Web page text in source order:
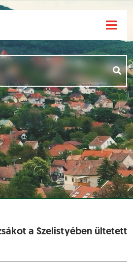
a Szelistyében ültetett